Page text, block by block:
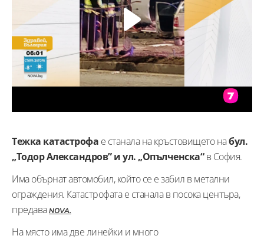
Тежка катастрофа е станала на кръстовището набул.
„Тодор Александров” и ул. „Опълченска“в София.
Има обърнат автомобил, който се е забил в метални
ограждения. Катастрофата е станала в посока центъра,
предаваNOVA.
На място има две линейки и много